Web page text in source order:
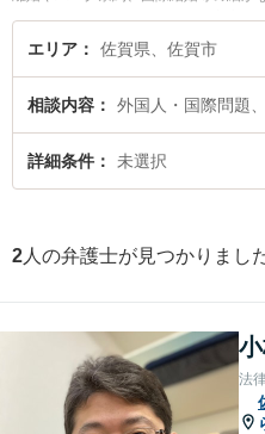
す。特にありあけ法律事務所の富永
修弁護士のプロフィール情報や弁護
『佐賀市で土日や夜間に発生した永住
回相談無料で永住権を法律相談できる
どでお困りの相談者さんにおすすめで
エリア 佐賀県、佐賀市
相談内容 外国人・国際問題
詳細条件 未選択
2 人の弁護士が見つかりまし
法